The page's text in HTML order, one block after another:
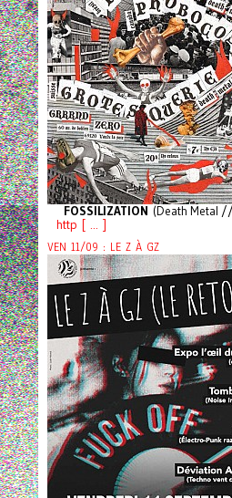
FOSSILIZATION (Death Metal
http [ ... ]
VEN 11/09 : LE Z À GZ